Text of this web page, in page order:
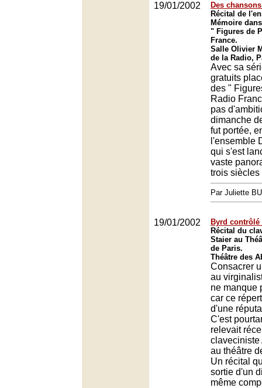
19/01/2002
Des
Récital de
Mémoire
" Figures de
France.
Salle Olivier
de la Radio,
Avec sa
gratuits
des "
Radio
pas
dimanche
fut portée,
l'ensemble
qui s'est
vaste
trois siècles
Par Juliette
19/01/2002
Byrd
Récital du
Staier au
de Paris.
Théâtre des
Consacrer
au
ne manque
car ce
d'une
C'est
relevait
claveciniste
au théâtre
Un récital
sortie d'un
même